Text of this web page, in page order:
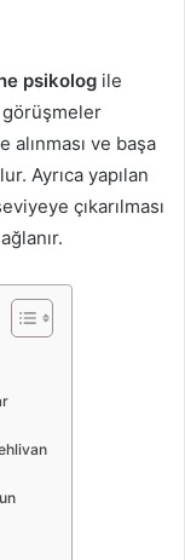
psikolog ile
görüşmeler
ve başa
Ayrıca yapılan
çıkarılması